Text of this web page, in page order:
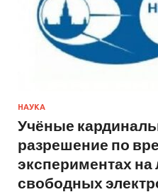
НАУКА
Учёные
разрешение по
экспериментах на
свободных